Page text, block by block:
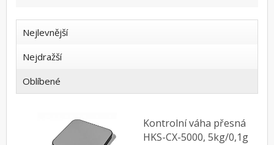
Nejlevnější
Nejdražší
Oblíbené
Kontrolní váha přesná
HKS-CX-5000, 5kg/0,1g